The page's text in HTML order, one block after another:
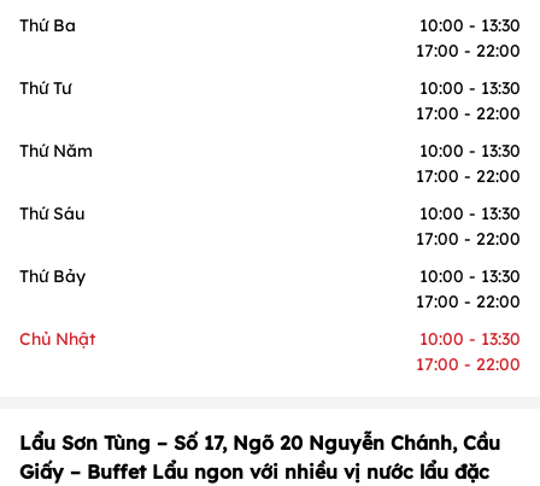
Thứ Ba
10:00 - 13:30
17:00 - 22:00
Thứ Tư
10:00 - 13:30
17:00 - 22:00
Thứ Năm
10:00 - 13:30
17:00 - 22:00
Thứ Sáu
10:00 - 13:30
17:00 - 22:00
Thứ Bảy
10:00 - 13:30
17:00 - 22:00
Chủ Nhật
10:00 - 13:30
17:00 - 22:00
Lẩu Sơn Tùng – Số 17, Ngõ 20 Nguyễn Chánh, Cầu
Giấy – Buffet Lẩu ngon với nhiều vị nước lẩu đặc